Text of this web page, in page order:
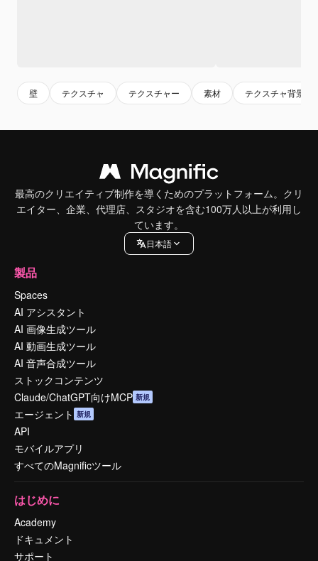
壁 テクスチャ テクスチャー 素材 テクスチャ背景
最高のクリエイティブ制作を導くためのプラットフォーム。クリ
エイター、企業、代理店、スタジオを含む100万人以上が利用し
ています。
日本語
製品
Spaces
AI アシスタント
AI 画像生成ツール
AI 動画生成ツール
AI 音声合成ツール
ストックコンテンツ
Claude/ChatGPT向けMCP 新規
エージェント 新規
API
モバイルアプリ
すべてのMagnificツール
はじめに
Academy
ドキュメント
サポート